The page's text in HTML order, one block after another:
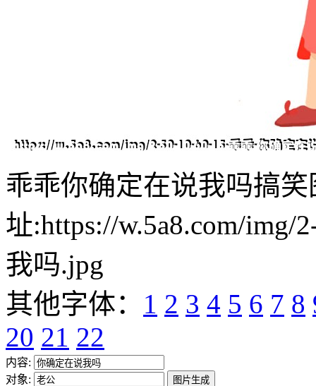
乖乖你确定在说我吗搞笑
址:https://w.5a8.com/img/
我吗.jpg
其他字体： 1 2 3 4 5 6 7 8
20 21 22
内容:
对象: